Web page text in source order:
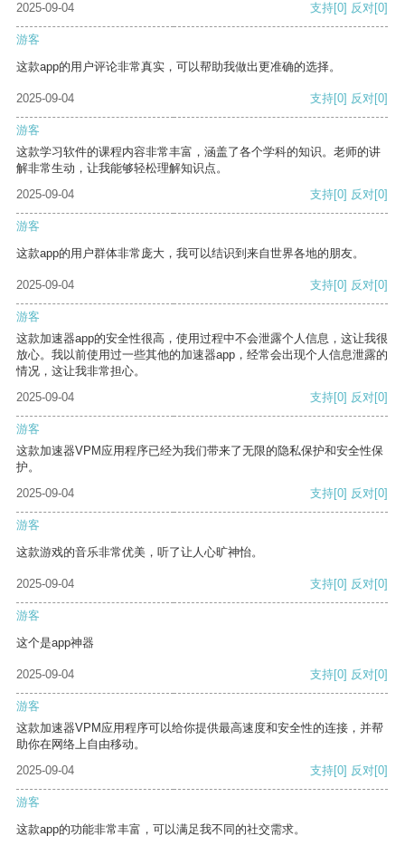
2025-09-04 支持[0] 反对[0]
游客
这款app的用户评论非常真实，可以帮助我做出更准确的选择。
2025-09-04 支持[0] 反对[0]
游客
这款学习软件的课程内容非常丰富，涵盖了各个学科的知识。老师的讲
解非常生动，让我能够轻松理解知识点。
2025-09-04
支持[0] 反对[0]
游客
这款app的用户群体非常庞大，我可以结识到来自世界各地的朋友。
2025-09-04 支持[0] 反对[0]
游客
这款加速器app的安全性很高，使用过程中不会泄露个人信息，这让我很
放心。我以前使用过一些其他的加速器app，经常会出现个人信息泄露的
情况，这让我非常担心。
2025-09-04
支持[0] 反对[0]
游客
这款加速器VPM应用程序已经为我们带来了无限的隐私保护和安全性保
护。
2025-09-04
支持[0] 反对[0]
游客
这款游戏的音乐非常优美，听了让人心旷神怡。
2025-09-04 支持[0] 反对[0]
游客
这个是app神器
2025-09-04 支持[0] 反对[0]
游客
这款加速器VPM应用程序可以给你提供最高速度和安全性的连接，并帮
助你在网络上自由移动。
2025-09-04
支持[0] 反对[0]
游客
这款app的功能非常丰富，可以满足我不同的社交需求。